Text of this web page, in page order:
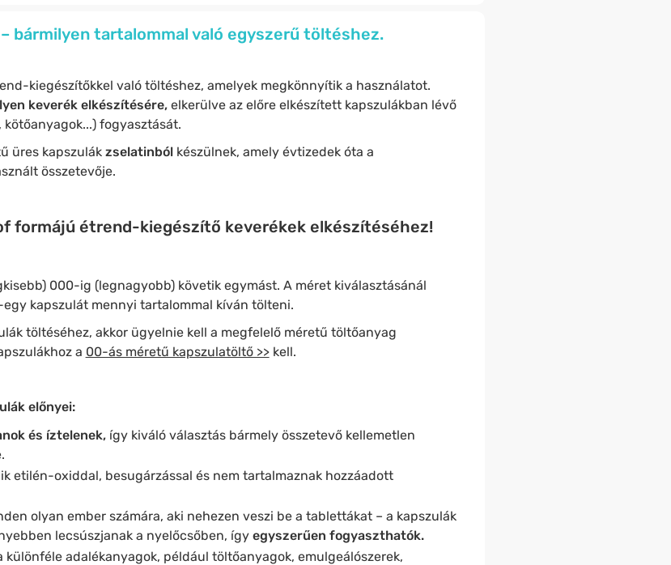
bármilyen tartalommal való egyszerű töltéshez.
kiegészítőkkel való töltéshez, amelyek megkönnyítik a használatot.
keverék elkészítésére, elkerülve az előre elkészített kapszulákban lévő
fogyasztását.
üres kapszulák zselatinból készülnek, amely évtizedek óta a
összetevője.
formájú étrend-kiegészítő keverékek elkészítéséhez!
000-ig (legnagyobb) követik egymást. A méret kiválasztásánál
kapszulát mennyi tartalommal kíván tölteni.
töltéséhez, akkor ügyelnie kell a megfelelő méretű töltőanyag
a 00-ás méretű kapszulatöltő >>kell.
előnyei:
és íztelenek,így kiváló választás bármely összetevő kellemetlen
etilén-oxiddal, besugárzással és nem tartalmaznak hozzáadott
olyan ember számára, aki nehezen veszi be a tablettákat – a kapszulák
lecsúszjanak a nyelőcsőben, ígyegyszerűen fogyaszthatók.
adalékanyagok, például töltőanyagok, emulgeálószerek,